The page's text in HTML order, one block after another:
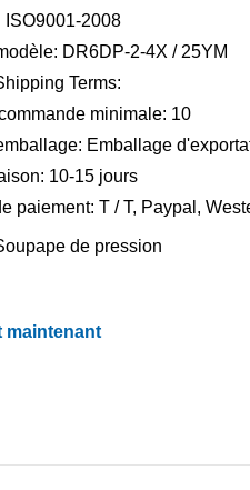
ISO9001-2008
DR6DP-2-4X / 25YM
Terms:
minimale: 10
Emballage
10-15 jours
paiement: T / T, Paypal,
de pression
maintenant